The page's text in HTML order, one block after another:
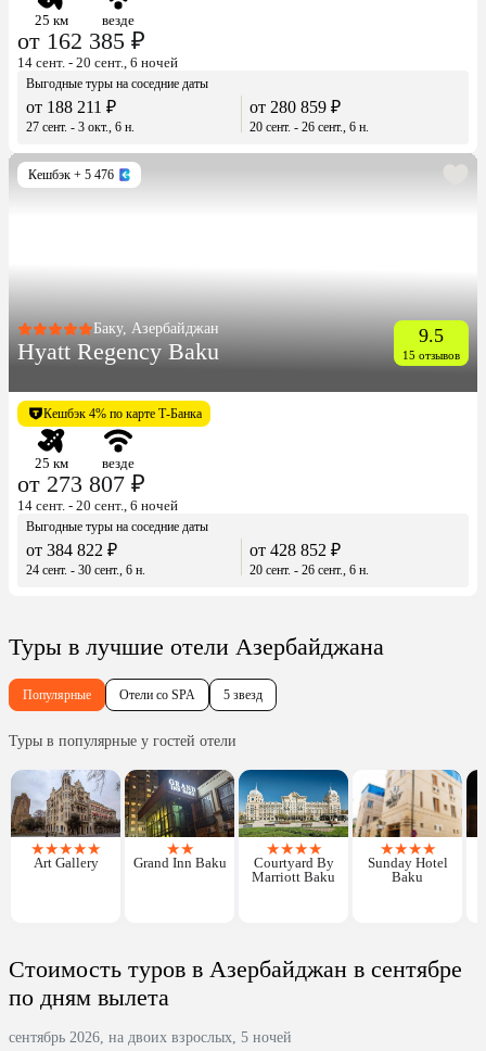
25 км везде
от 162 385 ₽
14 сент. - 20 сент., 6 ночей
Выгодные туры на соседние даты
от 188 211 ₽
27 сент. - 3 окт., 6 н.
от 280 859 ₽
20 сент. - 26 сент., 6 н.
Кешбэк + 5 476
Баку, Азербайджан
Hyatt Regency Baku
9.5
15 отзывов
Кешбэк 4% по карте Т-Банка
25 км везде
от 273 807 ₽
14 сент. - 20 сент., 6 ночей
Выгодные туры на соседние даты
от 384 822 ₽
24 сент. - 30 сент., 6 н.
от 428 852 ₽
20 сент. - 26 сент., 6 н.
Туры в лучшие отели Азербайджана
Популярные Отели со SPA 5 звезд
Туры в популярные у гостей отели
★★★★★
Art Gallery
★★
Grand Inn Baku
★★★★
Courtyard By
Marriott Baku
★★★★
Sunday Hotel
Baku
Стоимость туров в Азербайджан в сентябре
по дням вылета
сентябрь 2026, на двоих взрослых, 5 ночей